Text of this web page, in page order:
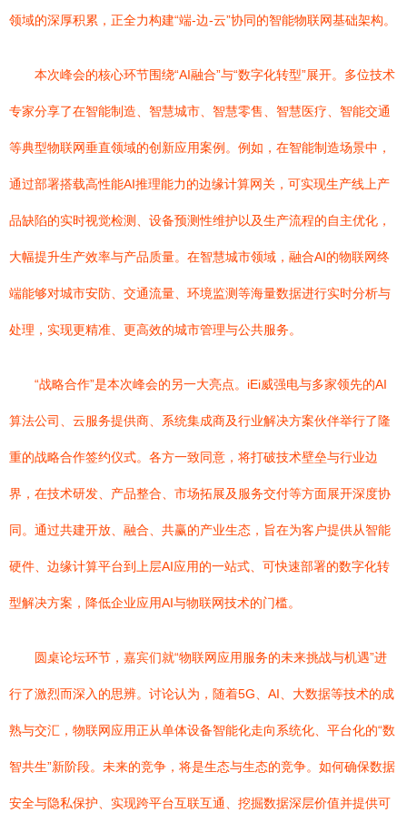
领域的深厚积累，正全力构建“端-边-云”协同的智能物联网基础架构。
本次峰会的核心环节围绕“AI融合”与“数字化转型”展开。多位技术
专家分享了在智能制造、智慧城市、智慧零售、智慧医疗、智能交通
等典型物联网垂直领域的创新应用案例。例如，在智能制造场景中，
通过部署搭载高性能AI推理能力的边缘计算网关，可实现生产线上产
品缺陷的实时视觉检测、设备预测性维护以及生产流程的自主优化，
大幅提升生产效率与产品质量。在智慧城市领域，融合AI的物联网终
端能够对城市安防、交通流量、环境监测等海量数据进行实时分析与
处理，实现更精准、更高效的城市管理与公共服务。
“战略合作”是本次峰会的另一大亮点。iEi威强电与多家领先的AI
算法公司、云服务提供商、系统集成商及行业解决方案伙伴举行了隆
重的战略合作签约仪式。各方一致同意，将打破技术壁垒与行业边
界，在技术研发、产品整合、市场拓展及服务交付等方面展开深度协
同。通过共建开放、融合、共赢的产业生态，旨在为客户提供从智能
硬件、边缘计算平台到上层AI应用的一站式、可快速部署的数字化转
型解决方案，降低企业应用AI与物联网技术的门槛。
圆桌论坛环节，嘉宾们就“物联网应用服务的未来挑战与机遇”进
行了激烈而深入的思辨。讨论认为，随着5G、AI、大数据等技术的成
熟与交汇，物联网应用正从单体设备智能化走向系统化、平台化的“数
智共生”新阶段。未来的竞争，将是生态与生态的竞争。如何确保数据
安全与隐私保护、实现跨平台互联互通、挖掘数据深层价值并提供可